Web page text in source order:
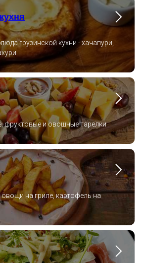
грузинской кухни - хачапури,
фруктовые и овощные тарелки
на гриле, картофель на
В ГОСТИ
13